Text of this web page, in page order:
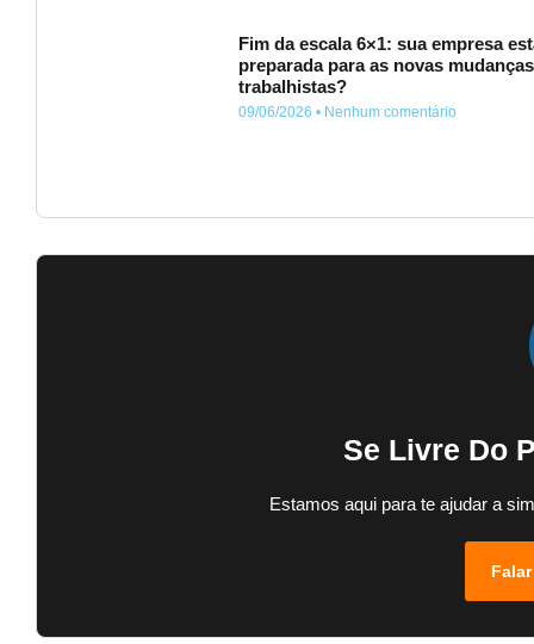
Fim da escala 6×1: sua empresa
preparada para as novas mudanças
trabalhistas?
09/06/2026 Nenhum comentário
Se Livre Do
Estamos aqui para te ajudar a